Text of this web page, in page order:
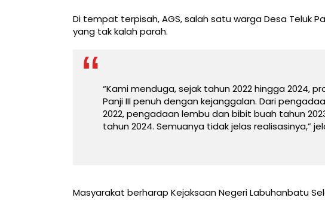
Di tempat terpisah, AGS, salah satu warga Desa Teluk
yang tak kalah parah.
“Kami menduga, sejak tahun 2022 hingga 2024,
Panji III penuh dengan kejanggalan. Dari
2022, pengadaan lembu dan bibit buah tahun
tahun 2024. Semuanya tidak jelas realisasinya,”
Masyarakat berharap Kejaksaan Negeri Labuhanbatu